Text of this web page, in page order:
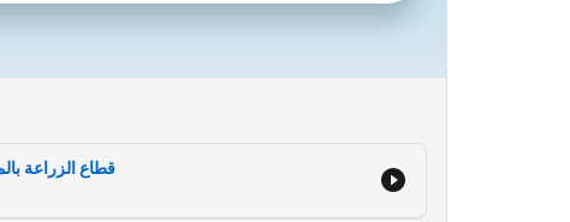
مستجدات بالتحليل و النقاش .
قطاع الزراعة